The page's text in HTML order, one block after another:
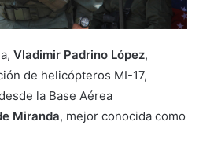
Vladimir Padrino López,
de helicópteros MI-17,
la Base Aérea
Miranda, mejor conocida como